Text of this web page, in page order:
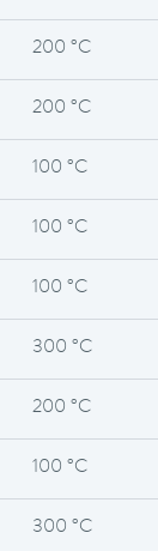
200 °C
200 °C
100 °C
100 °C
100 °C
300 °C
200 °C
100 °C
300 °C